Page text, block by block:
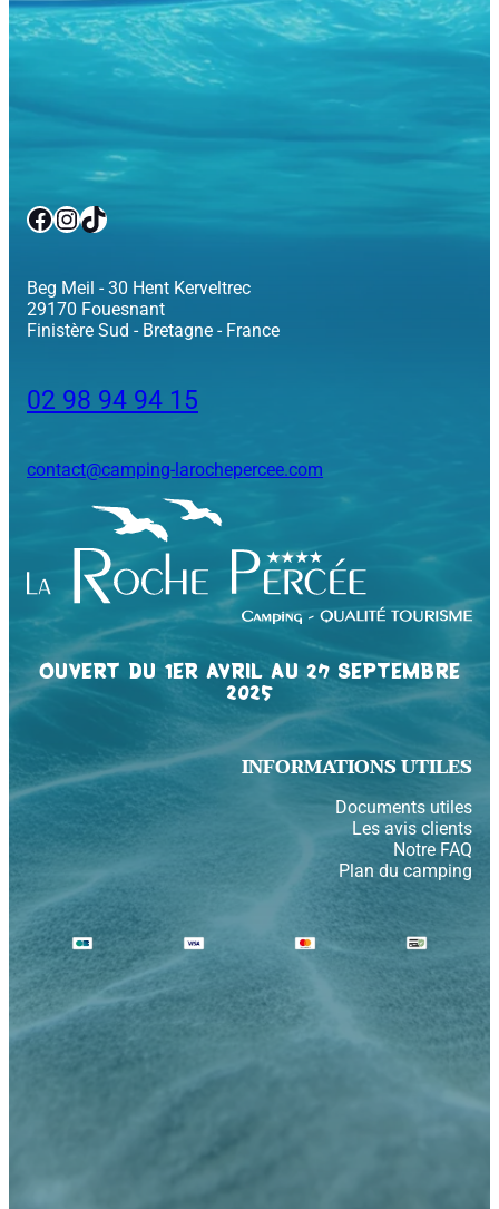
Facebook InstagramTikTok
Beg Meil - 30 Hent Kerveltrec
29170 Fouesnant
Finistère Sud - Bretagne - France
02 98 94 94 15
contact@camping-larochepercee.com
OUVERT DU 1ER AVRIL AU 27 SEPTEMBRE
2025
INFORMATIONS UTILES
Documents utiles
Les avis clients
Notre FAQ
Plan du camping